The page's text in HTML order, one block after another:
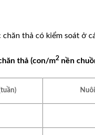
chăn thả có kiểm
thả (con/m2 nền